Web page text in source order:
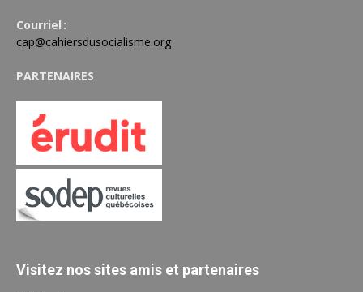
Courriel :
cap@cahiersdusocialisme.org
PARTENAIRES
Visitez nos sites amis et partenaires